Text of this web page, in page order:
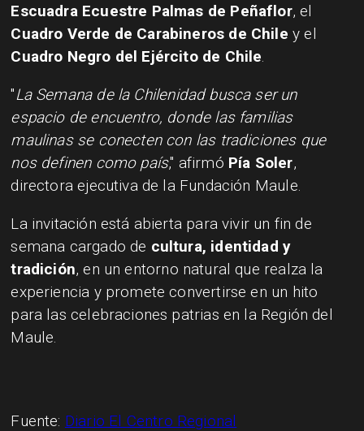
Escuadra Ecuestre Palmas de Peñaflor, el
Cuadro Verde de Carabineros de Chile y el
Cuadro Negro del Ejército de Chile.
"La Semana de la Chilenidad busca ser un
espacio de encuentro, donde las familias
maulinas se conecten con las tradiciones que
nos definen como país," afirmó Pía Soler,
directora ejecutiva de la Fundación Maule.
La invitación está abierta para vivir un fin de
semana cargado de cultura, identidad y
tradición, en un entorno natural que realza la
experiencia y promete convertirse en un hito
para las celebraciones patrias en la Región del
Maule.
Fuente: Diario El Centro Regional